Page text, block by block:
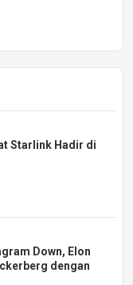
Starlink Hadir di
Down, Elon
dengan